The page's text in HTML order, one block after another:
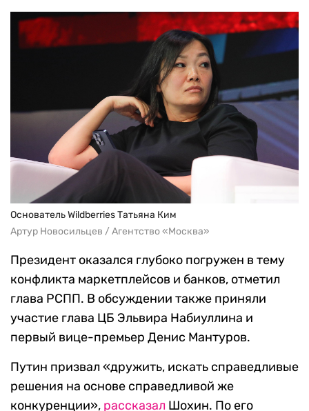
Основатель Wildberries Татьяна Ким
Артур Новосильцев / Агентство «Москва»
Президент оказался глубоко погружен в тему
конфликта маркетплейсов и банков, отметил
глава РСПП. В обсуждении также приняли
участие глава ЦБ Эльвира Набиуллина и
первый вице-премьер Денис Мантуров.
Путин призвал «дружить, искать справедливые
решения на основе справедливой же
конкуренции», рассказал Шохин. По его